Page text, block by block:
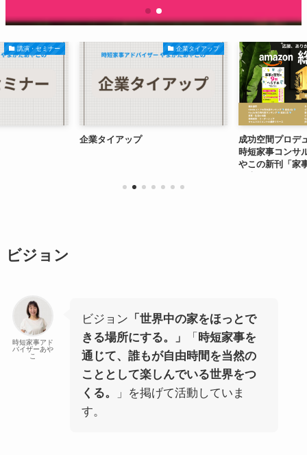
講演・セミナー 企業タイアップ
企業タイアップ
成功空間プロデ
時短家事コンサ
やこの新刊「家
ビジョン
時短家事アド
バイザーあや
こ
ビジョン 「世界中の家をほっとで
きる場所にする。」
「 時短家事を
通じて、誰もが自由時間を当然の
こととして楽しんでいる世界をつ
くる。
」を掲げて活動していま
す。